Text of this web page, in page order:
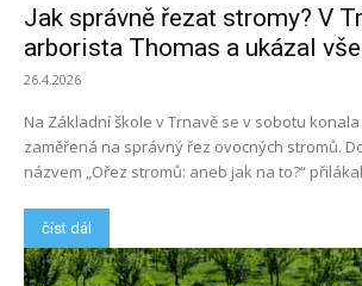
Jak správně řezat stromy? V
arborista Thomas a ukázal
26.4.2026
Na Základní škole v Trnavě se v sobotu
zaměřená na správný řez ovocných stromů.
názvem „Ořez stromů: aneb jak na to?“
číst dál